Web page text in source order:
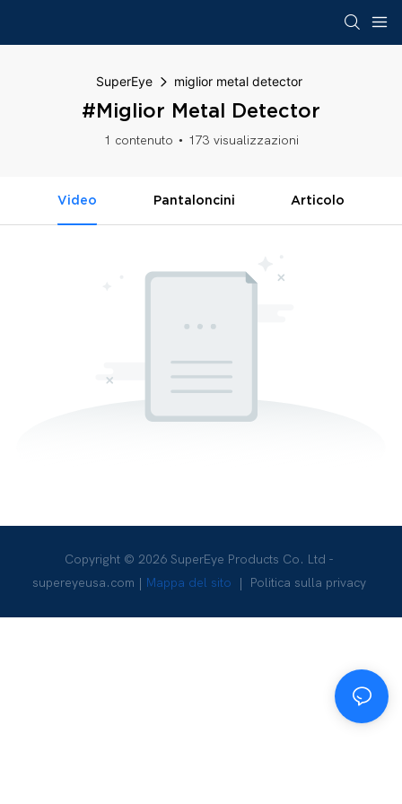
SuperEye miglior metal detector
#miglior Metal Detector
1 contenuto 173 visualizzazioni
Video Pantaloncini Articolo
Copyright © 2026 SuperEye Products Co. Ltd -
supereyeusa.com | Mappa del sito | Politica sulla privacy